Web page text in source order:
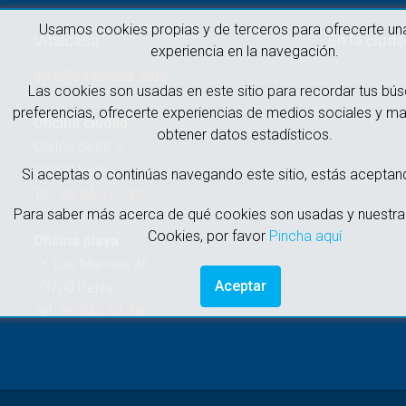
Usamos cookies propias y de terceros para ofrecerte
experiencia en la navegación.
Las cookies son usadas en este sitio para recordar tus
preferencias, ofrecerte experiencias de medios sociales y
obtener datos estadísticos.
Si aceptas o continúas navegando este sitio, estás
Para saber más acerca de qué cookies son usadas y
Cookies, por favor Pincha aquí
Aceptar
Vitalcasa
Oficina ciudad:
03700 Denia
En la